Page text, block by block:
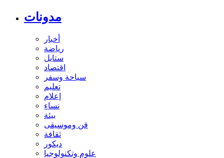
مدونات
أخبار
رياضة
ستايل
اقتصاد
سياحة وسفر
تعليم
إعلام
نساء
بيئة
فن وموسيقى
ثقافة
ديكور
علوم وتكنولوجيا